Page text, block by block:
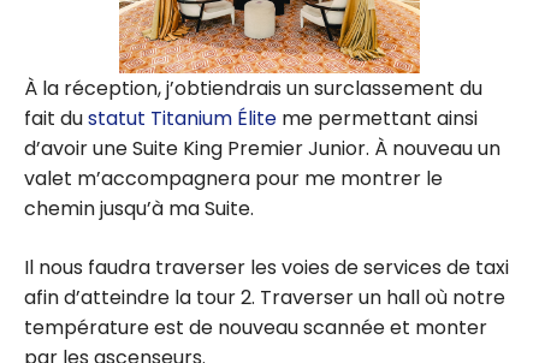
À la réception, j’obtiendrais un surclassement du
fait dustatut Titanium Élite me permettant ainsi
d’avoir une Suite King Premier Junior. À nouveau un
valet m’accompagnera pour me montrer le
chemin jusqu’à ma Suite.
Il nous faudra traverser les voies de services de taxi
afin d’atteindre la tour 2. Traverser un hall où notre
température est de nouveau scannée et monter